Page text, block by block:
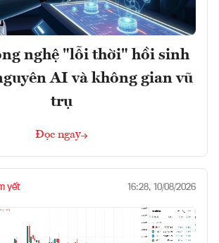
nghệ "lỗi thời" hồi sinh
AI và không gian vũ
trụ
Đọc ngay
yết 16:28, 10/08/2026